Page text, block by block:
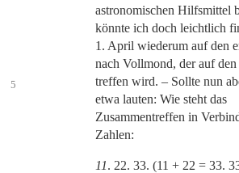
astronomischen Hilfsmittel
könnte ich doch leichtlich
1. April wiederum auf den
nach Vollmond, der auf
treffen wird. – Sollte nun
etwa lauten: Wie steht das
Zusammentreffen in
Zahlen:
11. 22. 33. (11 + 22 = 33.
5